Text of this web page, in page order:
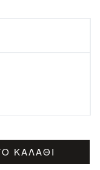
ΚΑΛΆΘΙ